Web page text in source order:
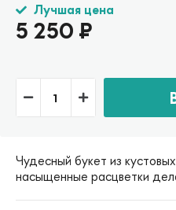
Лучшая цена
5 250 ₽
Чудесный букет из
насыщенные расцветки